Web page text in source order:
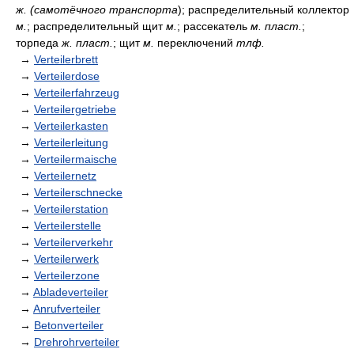
ж. (самотёчного транспорта); распределительный коллектор
м. ; распределительный щитм. ; рассекатель м. пласт. ;
торпеда ж. пласт. ; щитм. переключений тлф.
→ Verteilerbrett
→ Verteilerdose
→ Verteilerfahrzeug
→ Verteilergetriebe
→ Verteilerkasten
→ Verteilerleitung
→ Verteilermaische
→ Verteilernetz
→ Verteilerschnecke
→ Verteilerstation
→ Verteilerstelle
→ Verteilerverkehr
→ Verteilerwerk
→ Verteilerzone
→ Abladeverteiler
→ Anrufverteiler
→ Betonverteiler
→ Drehrohrverteiler